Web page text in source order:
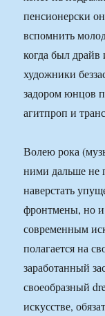
пенсионерски
вспомнить
когда был
художники
задором юнцов
агитпроп и
Волею рока
ними дальше не
наверстать
фронтмены, но и
современным
полагается на
заработанный
своеобразный
искусстве,